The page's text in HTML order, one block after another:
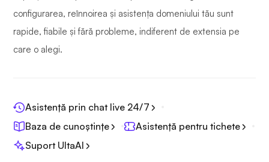
configurarea, reînnoirea și asistența domeniului tău sunt
rapide, fiabile și fără probleme, indiferent de extensia pe
care o alegi.
Asistență prin chat live 24/7
Baza de cunoștințe
Asistență pentru tichete
Suport UltaAI